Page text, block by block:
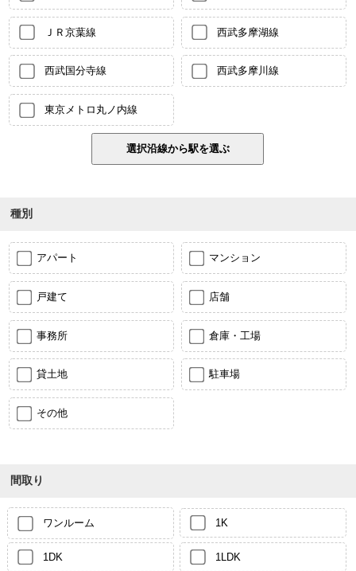
ＪＲ京葉線 西武多摩湖線
西武国分寺線 西武多摩川線
東京メトロ丸ノ内線
種別
アパート マンション
戸建て 店舗
事務所 倉庫・工場
貸土地 駐車場
その他
間取り
ワンルーム 1K
1DK 1LDK